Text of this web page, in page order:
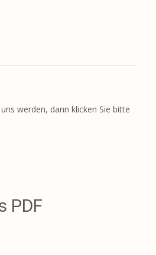
werden, dann klicken Sie bitte
PDF